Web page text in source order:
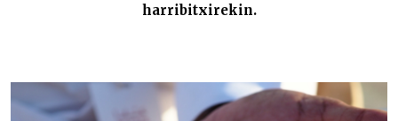
harribitxirekin.